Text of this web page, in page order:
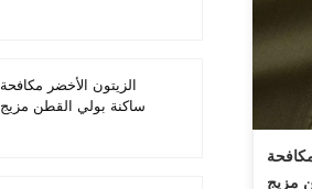
مزيج
الزيتون الأخضر مكافحة
ساكنة بولي القطن مزيج